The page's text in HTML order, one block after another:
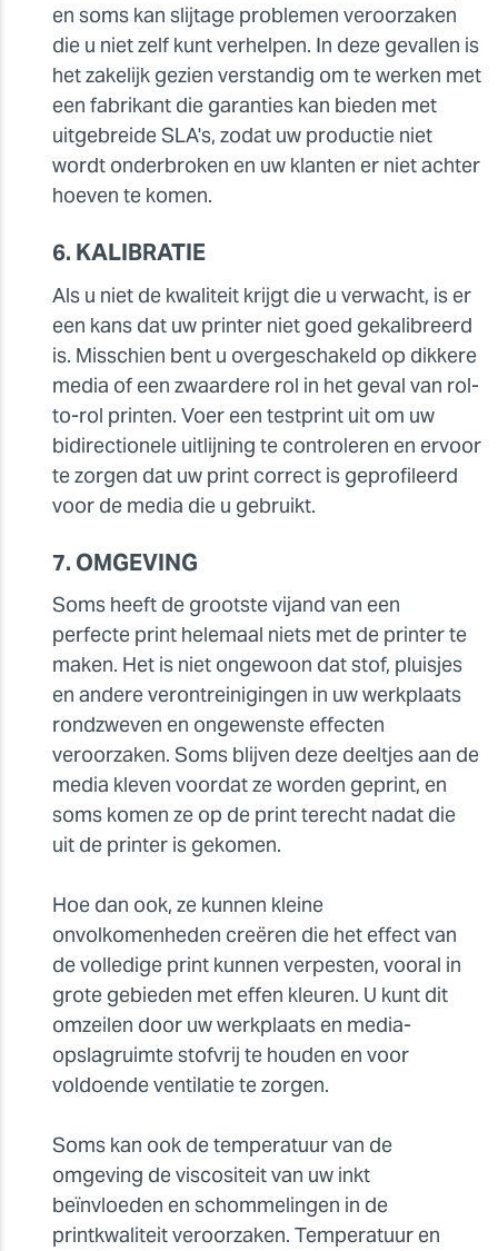
en soms kan slijtage problemen veroorzaken
die u niet zelf kunt verhelpen. In deze gevallen is
het zakelijk gezien verstandig om te werken met
een fabrikant die garanties kan bieden met
uitgebreide SLA's, zodat uw productie niet
wordt onderbroken en uw klanten er niet achter
hoeven te komen.
6. KALIBRATIE
Als u niet de kwaliteit krijgt die u verwacht, is er
een kans dat uw printer niet goed gekalibreerd
is. Misschien bent u overgeschakeld op dikkere
media of een zwaardere rol in het geval van rol-
to-rol printen. Voer een testprint uit om uw
bidirectionele uitlijning te controleren en ervoor
te zorgen dat uw print correct is geprofileerd
voor de media die u gebruikt.
7. OMGEVING
Soms heeft de grootste vijand van een
perfecte print helemaal niets met de printer te
maken. Het is niet ongewoon dat stof, pluisjes
en andere verontreinigingen in uw werkplaats
rondzweven en ongewenste effecten
veroorzaken. Soms blijven deze deeltjes aan de
media kleven voordat ze worden geprint, en
soms komen ze op de print terecht nadat die
uit de printer is gekomen.
Hoe dan ook, ze kunnen kleine
onvolkomenheden creëren die het effect van
de volledige print kunnen verpesten, vooral in
grote gebieden met effen kleuren. U kunt dit
omzeilen door uw werkplaats en media-
opslagruimte stofvrij te houden en voor
voldoende ventilatie te zorgen.
Soms kan ook de temperatuur van de
omgeving de viscositeit van uw inkt
beïnvloeden en schommelingen in de
printkwaliteit veroorzaken. Temperatuur en